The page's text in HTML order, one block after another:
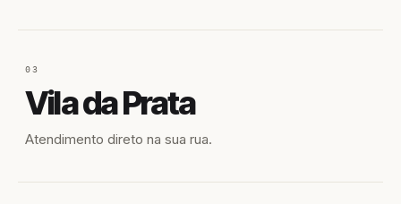
03
Vila da Prata
Atendimento direto na sua rua.